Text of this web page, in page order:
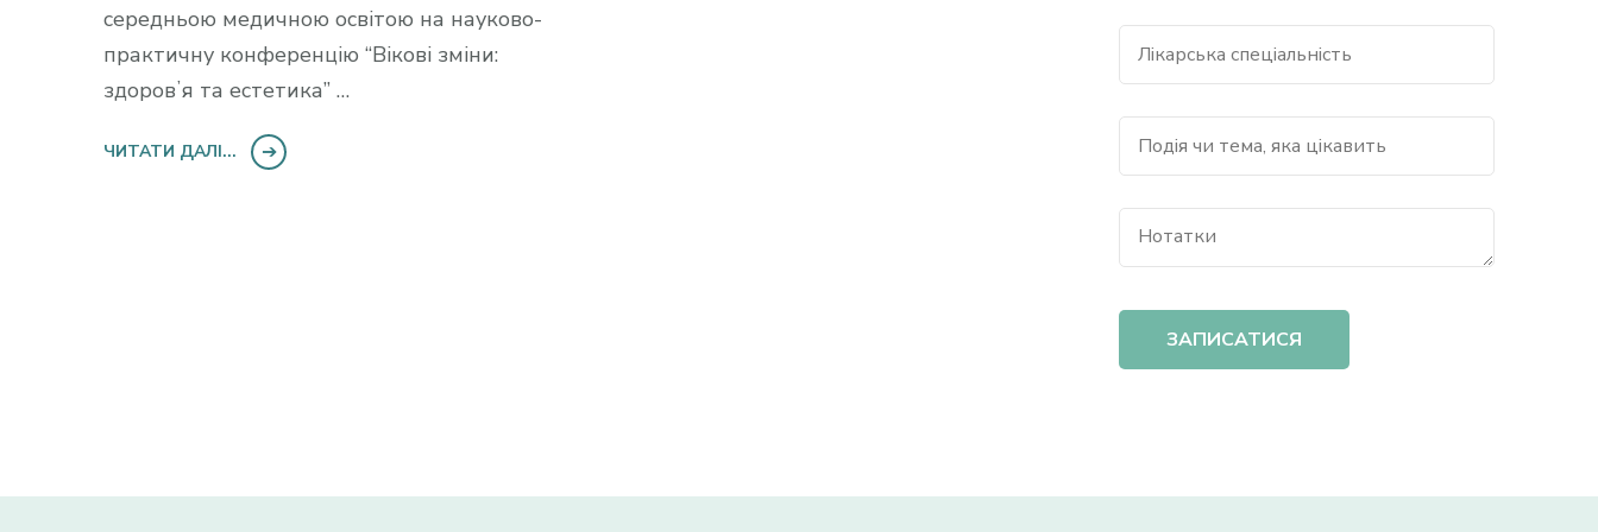
середньою медичною освітою на науково-
практичну конференцію “Вікові зміни:
здоровʼя та естетика” …
ЧИТАТИ ДАЛІ...